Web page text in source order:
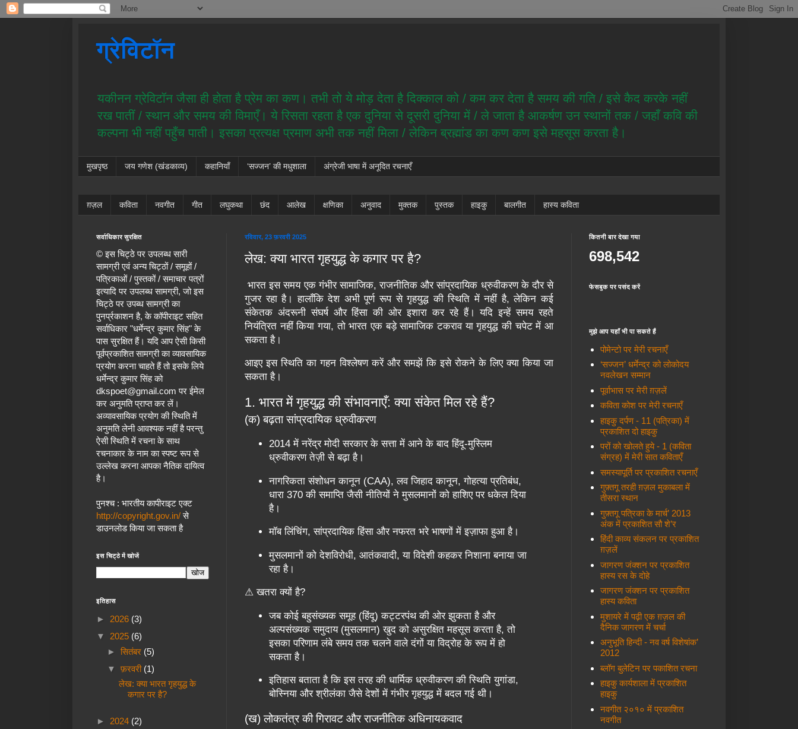
ग्रेविटॉन
यकीनन ग्रेविटॉन जैसा ही होता है प्रेम का कण। तभी तो ये मोड़ देता है दिक्काल को / कम कर देता है समय की गति / इसे कैद करके नहीं
रख पातीं / स्थान और समय की विमाएँ। ये रिसता रहता है एक दुनिया से दूसरी दुनिया में / ले जाता है आकर्षण उन स्थानों तक / जहाँ कवि की
कल्पना भी नहीं पहुँच पाती। इसका प्रत्यक्ष प्रमाण अभी तक नहीं मिला / लेकिन ब्रह्मांड का कण कण इसे महसूस करता है।
मुखपृष्ठ जय गणेश (खंडकाव्य) कहानियाँ ‘सज्जन’ की मधुशाला अंग्रेजी भाषा में अनूदित रचनाएँ
ग़ज़ल कविता नवगीत गीत लघुकथा छंद आलेख क्षणिका अनुवाद मुक्तक पुस्तक हाइकु बालगीत हास्य कविता
रविवार, 23 फ़रवरी 2025
लेख: क्या भारत गृहयुद्ध के कगार पर है?
भारत इस समय एक गंभीर सामाजिक, राजनीतिक और सांप्रदायिक ध्रुवीकरण के दौर से
गुजर रहा है। हालाँकि देश अभी पूर्ण रूप से गृहयुद्ध की स्थिति में नहीं है, लेकिन कई
संकेतक अंदरूनी संघर्ष और हिंसा की ओर इशारा कर रहे हैं। यदि इन्हें समय रहते
नियंत्रित नहीं किया गया, तो भारत एक बड़े सामाजिक टकराव या गृहयुद्ध की चपेट में आ
सकता है।
आइए इस स्थिति का गहन विश्लेषण करें और समझें कि इसे रोकने के लिए क्या किया जा
सकता है।
1. भारत में गृहयुद्ध की संभावनाएँ: क्या संकेत मिल रहे हैं?
(क) बढ़ता सांप्रदायिक ध्रुवीकरण
2014 में नरेंद्र मोदी सरकार के सत्ता में आने के बाद हिंदू-मुस्लिम
ध्रुवीकरण तेज़ी से बढ़ा है।
नागरिकता संशोधन कानून (CAA), लव जिहाद कानून, गोहत्या प्रतिबंध,
धारा 370 की समाप्ति जैसी नीतियों ने मुसलमानों को हाशिए पर धकेल दिया
है।
मॉब लिंचिंग, सांप्रदायिक हिंसा और नफरत भरे भाषणों में इज़ाफा हुआ है।
मुसलमानों को देशविरोधी, आतंकवादी, या विदेशी कहकर निशाना बनाया जा
रहा है।
⚠ खतरा क्यों है?
जब कोई बहुसंख्यक समूह (हिंदू) कट्टरपंथ की ओर झुकता है और
अल्पसंख्यक समुदाय (मुसलमान) खुद को असुरक्षित महसूस करता है, तो
इसका परिणाम लंबे समय तक चलने वाले दंगों या विद्रोह के रूप में हो
सकता है।
इतिहास बताता है कि इस तरह की धार्मिक ध्रुवीकरण की स्थिति युगांडा,
बोस्निया और श्रीलंका जैसे देशों में गंभीर गृहयुद्ध में बदल गई थी।
(ख) लोकतंत्र की गिरावट और राजनीतिक अधिनायकवाद
सर्वाधिकार सुरक्षित
© इस चिट्ठे पर उपलब्ध सारी
सामग्री एवं अन्य चिट्ठों / समूहों /
पत्रिकाओं / पुस्तकों / समाचार पत्रों
इत्यादि पर उपलब्ध सामग्री, जो इस
चिट्ठे पर उपब्ध सामग्री का
पुनर्प्रकाशन है, के कॉपीराइट सहित
सर्वाधिकार "धर्मेन्द्र कुमार सिंह" के
पास सुरक्षित हैं।यदि आप ऐसी किसी
पूर्वप्रकाशित सामग्री का व्यावसायिक
प्रयोग करना चाहते हैं तो इसके लिये
धर्मेन्द्र कुमार सिंहको
dkspoet@gmail.com पर ईमेल
कर अनुमति प्राप्त कर लें।
अव्यावसायिक प्रयोग की स्थिति में
अनुमति लेनी आवश्यक नहीं है परन्तु
ऐसी स्थिति में रचना के साथ
रचनाकार के नाम का स्पष्ट रूप से
उल्लेख करना आपका नैतिक दायित्व
है।
पुनश्च : भारतीय कापीराइट एक्ट
http://copyright.gov.in/से
डाउनलोड किया जा सकता है
इस चिट्ठे में खोजें
इतिहास
► 2026 (3)
▼ 2025 (6)
► सितंबर (5)
▼ फ़रवरी (1)
लेख: क्या भारत गृहयुद्ध के
कगार पर है?
► 2024 (2)
कितनी बार देखा गया
698,542
फेसबुक पर पसंद करें
मुझे आप यहाँ भी पा सकते हैं
पोमेन्टो पर मेरी रचनाएँ
‘सज्जन’ धर्मेन्द्र को लोकोदय
नवलेखन सम्मान
पूर्वाभास पर मेरी ग़ज़लें
कविता कोश पर मेरी रचनाएँ
हाइकु दर्पण - 11 (पत्रिका) में
प्रकाशित दो हाइकु
परों को खोलते हुये - 1 (कविता
संग्रह) में मेरी सात कविताएँ
समस्यापूर्ति पर प्रकाशित रचनाएँ
गुफ़्तगू तरही ग़ज़ल मुकाबला में
तीसरा स्थान
गुफ़्तगू पत्रिका के मार्च’ 2013
अंक में प्रकाशित सौ शे’र
हिंदी काव्य संकलन पर प्रकाशित
ग़ज़लें
जागरण जंक्शन पर प्रकाशित
हास्य रस के दोहे
जागरण जंक्शन पर प्रकाशित
हास्य कविता
मुशायरे में पढ़ी एक ग़ज़ल की
दैनिक जागरण में चर्चा
अनुभूति हिन्दी - नव वर्ष विशेषांक’
2012
ब्लॉग बुलेटिन पर पकाशित रचना
हाइकु कार्यशाला में प्रकाशित
हाइकु
नवगीत २०१० में प्रकाशित
नवगीत